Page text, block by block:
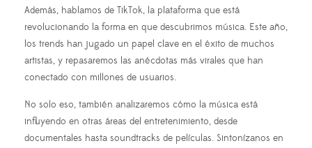
Además, hablamos de TikTok, la plataforma que está
revolucionando la forma en que descubrimos música. Este año,
los trends han jugado un papel clave en el éxito de muchos
artistas, y repasaremos las anécdotas más virales que han
conectado con millones de usuarios.
No solo eso, también analizaremos cómo la música está
influyendo en otras áreas del entretenimiento, desde
documentales hasta soundtracks de películas. Sintonízanos en